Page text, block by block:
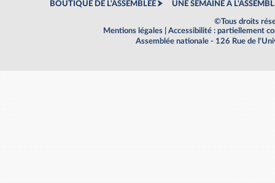
BOUTIQUE DE L'ASSEMBLEE UNE SEMAINE À
©Tous droits
Mentions légales
Accessibilité : partiellement
Assemblée nationale - 126 Rue de